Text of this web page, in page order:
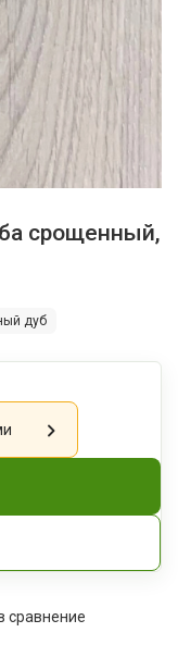
срощенный,
сравнение
дуб